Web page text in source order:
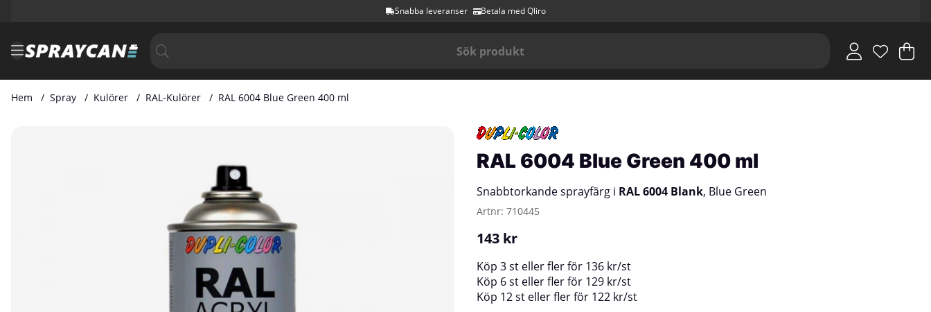
Snabba leveranser Betala med Qliro
.
Hem Spray Kulörer RAL-Kulörer RAL 6004 Blue Green 400 ml
RAL 6004 Blue Green 400 ml
Snabbtorkande sprayfärg i RAL 6004 Blank, Blue Green
Artnr: 710445
143 kr
Köp 3 st eller fler för 136 kr/st
Köp 6 st eller fler för 129 kr/st
Köp 12 st eller fler för 122 kr/st